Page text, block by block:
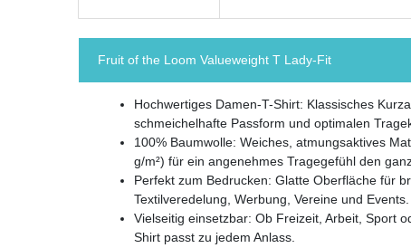
Fruit of the Loom Valueweight T Lady-Fit
Hochwertiges Damen-T-Shirt: Klassisches
schmeichelhafte Passform und optimalen
100% Baumwolle: Weiches, atmungsaktives
g/m²) für ein angenehmes Tragegefühl den
Perfekt zum Bedrucken: Glatte Oberfläche für
Textilveredelung, Werbung, Vereine und Events.
Vielseitig einsetzbar: Ob Freizeit, Arbeit, Sport
Shirt passt zu jedem Anlass.